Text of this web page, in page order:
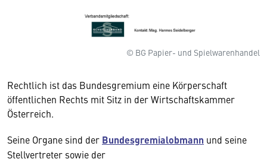
© BG Papier- und Spielwarenhandel
Rechtlich ist das Bundesgremium eine Körperschaft
öffentlichen Rechts mit Sitz in der Wirtschaftskammer
Österreich.
Seine Organe sind der Bundesgremialobmann und seine
Stellvertreter sowie der